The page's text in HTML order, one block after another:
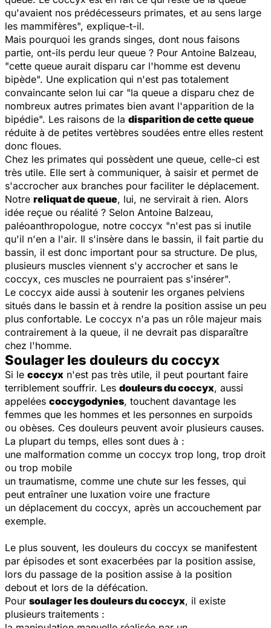
qu'avaient nos prédécesseurs primates, et au sens large
les mammifères", explique-t-il.
Mais pourquoi les grands singes, dont nous faisons
partie, ont-ils perdu leur queue ? Pour Antoine Balzeau,
"cette queue aurait disparu car l'homme est devenu
bipède". Une explication qui n'est pas totalement
convaincante selon lui car "la queue a disparu chez de
nombreux autres primates bien avant l'apparition de la
bipédie". Les raisons de la disparition de cette queue
réduite à de petites vertèbres soudées entre elles restent
donc floues.
Chez les primates qui possèdent une queue, celle-ci est
très utile. Elle sert à communiquer, à saisir et permet de
s'accrocher aux branches pour faciliter le déplacement.
Notre reliquat de queue, lui, ne servirait à rien. Alors
idée reçue ou réalité ? Selon Antoine Balzeau,
paléoanthropologue, notre coccyx "n'est pas si inutile
qu'il n'en a l'air. Il s'insère dans le bassin, il fait partie du
bassin, il est donc important pour sa structure. De plus,
plusieurs muscles viennent s'y accrocher et sans le
coccyx, ces muscles ne pourraient pas s'insérer".
Le coccyx aide aussi à soutenir les organes pelviens
situés dans le bassin et à rendre la position assise un peu
plus confortable. Le coccyx n'a pas un rôle majeur mais
contrairement à la queue, il ne devrait pas disparaître
chez l'homme.
Soulager les douleurs du coccyx
Si le coccyx n'est pas très utile, il peut pourtant faire
terriblement souffrir. Les douleurs du coccyx, aussi
appelées coccygodynies, touchent davantage les
femmes que les hommes et les personnes en surpoids
ou obèses. Ces douleurs peuvent avoir plusieurs causes.
La plupart du temps, elles sont dues à :
une malformation comme un coccyx trop long, trop droit
ou trop mobile
un traumatisme, comme une chute sur les fesses, qui
peut entraîner une luxation voire une fracture
un déplacement du coccyx, après un accouchement par
exemple.
Le plus souvent, les douleurs du coccyx se manifestent
par épisodes et sont exacerbées par la position assise,
lors du passage de la position assise à la position
debout et lors de la défécation.
Pour soulager les douleurs du coccyx, il existe
plusieurs traitements :